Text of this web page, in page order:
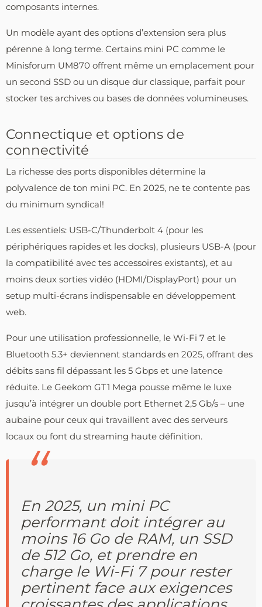
composants internes.
Un modèle ayant des options d’extension sera plus
pérenne à long terme. Certains mini PC comme le
Minisforum UM870 offrent même un emplacement pour
un second SSD ou un disque dur classique, parfait pour
stocker tes archives ou bases de données volumineuses.
Connectique et options de
connectivité
La richesse des ports disponibles détermine la
polyvalence de ton mini PC. En 2025, ne te contente pas
du minimum syndical!
Les essentiels: USB-C/Thunderbolt 4 (pour les
périphériques rapides et les docks), plusieurs USB-A (pour
la compatibilité avec tes accessoires existants), et au
moins deux sorties vidéo (HDMI/DisplayPort) pour un
setup multi-écrans indispensable en développement
web.
Pour une utilisation professionnelle, le Wi-Fi 7 et le
Bluetooth 5.3+ deviennent standards en 2025, offrant des
débits sans fil dépassant les 5 Gbps et une latence
réduite. Le Geekom GT1 Mega pousse même le luxe
jusqu’à intégrer un double port Ethernet 2,5 Gb/s – une
aubaine pour ceux qui travaillent avec des serveurs
locaux ou font du streaming haute définition.
En 2025, un mini PC
performant doit intégrer au
moins 16 Go de RAM, un SSD
de 512 Go, et prendre en
charge le Wi-Fi 7 pour rester
pertinent face aux exigences